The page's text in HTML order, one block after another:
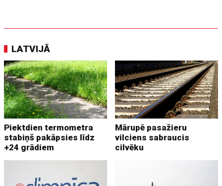
LATVIJĀ
Piektdien termometra
stabiņš pakāpsies līdz
+24 grādiem
Mārupē pasažieru
vilciens sabraucis
cilvēku